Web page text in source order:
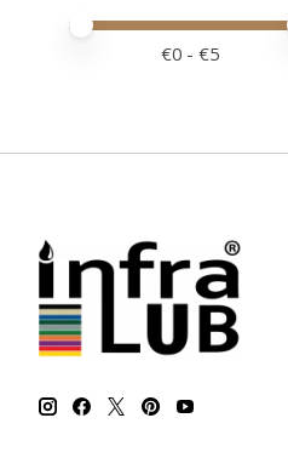
Minimale prijswaarde
Price maximum value
€0 - €5